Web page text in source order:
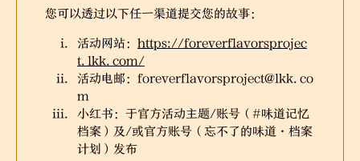
您可以透过以下任一渠道提交您的故事：
活动网站： https://foreverflavorsprojec
t.lkk.com/
活动电邮： foreverflavorsproject@lkk.co
m
小红书：于官方活动主题/账号（#味道记忆
档案）及/或官方账号（忘不了的味道·档案
计划）发布